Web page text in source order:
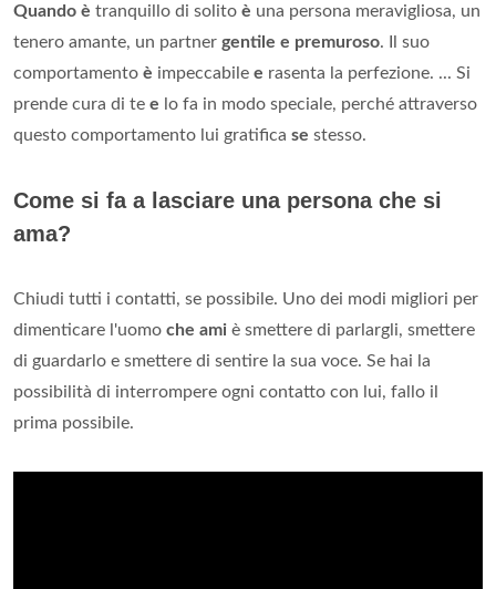
Quando è tranquillo di solito è una persona meravigliosa, un
tenero amante, un partner gentile e premuroso. Il suo
comportamento è impeccabile e rasenta la perfezione. ... Si
prende cura di te e lo fa in modo speciale, perché attraverso
questo comportamento lui gratifica se stesso.
Come si fa a lasciare una persona che si
ama?
Chiudi tutti i contatti, se possibile. Uno dei modi migliori per
dimenticare l'uomo che ami è smettere di parlargli, smettere
di guardarlo e smettere di sentire la sua voce. Se hai la
possibilità di interrompere ogni contatto con lui, fallo il
prima possibile.